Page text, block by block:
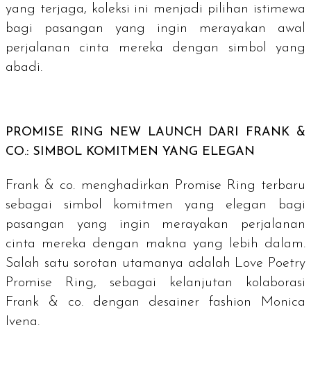
yang terjaga, koleksi ini menjadi pilihan istimewa
bagi pasangan yang ingin merayakan awal
perjalanan cinta mereka dengan simbol yang
abadi.
PROMISE RING NEW LAUNCH DARI FRANK &
CO.: SIMBOL KOMITMEN YANG ELEGAN
Frank & co. menghadirkan Promise Ring terbaru
sebagai simbol komitmen yang elegan bagi
pasangan yang ingin merayakan perjalanan
cinta mereka dengan makna yang lebih dalam.
Salah satu sorotan utamanya adalah Love Poetry
Promise Ring, sebagai kelanjutan kolaborasi
Frank & co. dengan desainerfashion
Monica
Ivena.